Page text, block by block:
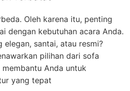
Oleh karena itu, penting
dengan kebutuhan acara Anda.
elegan, santai, atau resmi?
pilihan dari sofa
Anda untuk
yang tepat